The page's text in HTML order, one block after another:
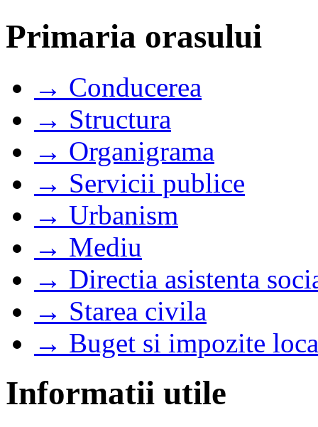
Primaria orasului
→ Conducerea
→ Structura
→ Organigrama
→ Servicii publice
→ Urbanism
→ Mediu
→ Directia asistenta
→ Starea civila
→ Buget si impozite
Informatii utile